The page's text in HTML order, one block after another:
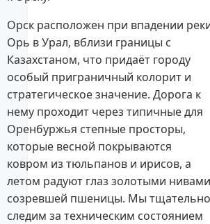
Орск расположен при впадении
Орь в Урал, вблизи границы с
Казахстаном, что придаёт городу
особый приграничный колорит и
стратегическое значение. Дорога к
нему проходит через типичные для
Оренбуржья степные просторы,
которые весной покрываются
ковром из тюльпанов и ирисов, а
летом радуют глаз золотыми нивами
созревшей пшеницы. Мы тщательно
следим за техническим состоянием